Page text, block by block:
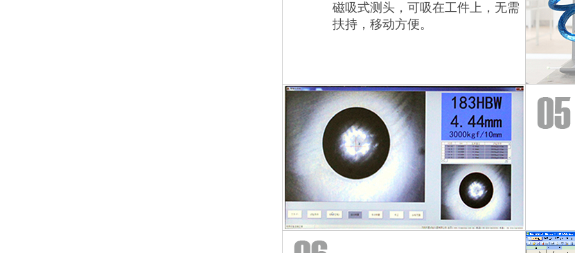
磁吸式测头，可吸在工件上，无需
扶持，移动方便。